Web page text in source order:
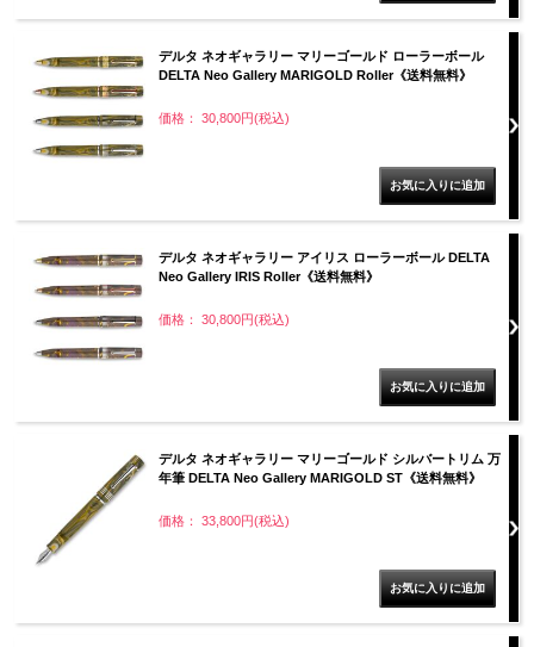
デルタ ネオギャラリー マリーゴールド ローラーボール
DELTA Neo Gallery MARIGOLD Roller《送料無料》
価格： 30,800円(税込)
デルタ ネオギャラリー アイリス ローラーボール DELTA
Neo Gallery IRIS Roller《送料無料》
価格： 30,800円(税込)
デルタ ネオギャラリー マリーゴールド シルバートリム 万
年筆 DELTA Neo Gallery MARIGOLD ST《送料無料》
価格： 33,800円(税込)